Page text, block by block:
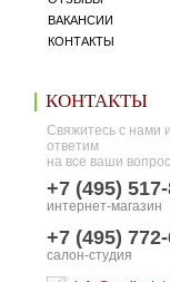
ВАКАНСИИ
КОНТАКТЫ
КОНТАКТЫ
Свяжитесь с нами
ответим
на все ваши
+7 (495)
интернет-магазин
+7 (495)
салон-студия